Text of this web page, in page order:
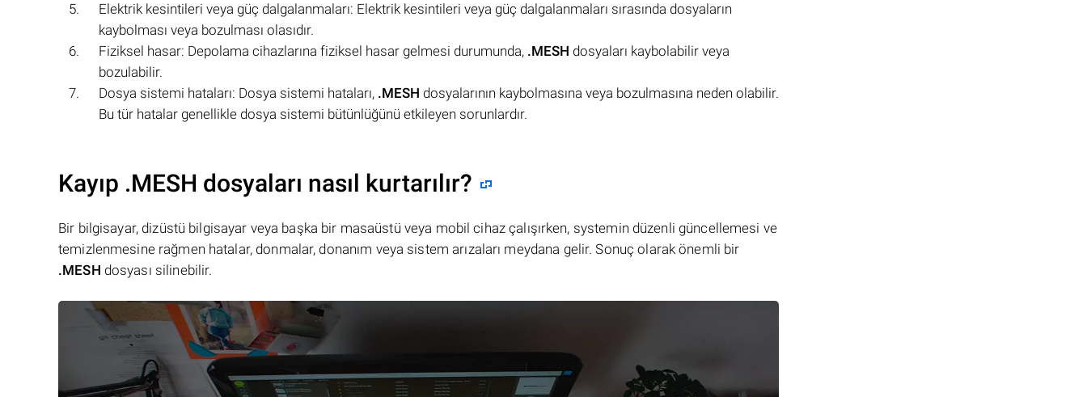
Elektrik kesintileri veya güç dalgalanmaları: Elektrik kesintileri veya güç dalgalanmaları sırasında dosyaların
kaybolması veya bozulması olasıdır.
Fiziksel hasar: Depolama cihazlarına fiziksel hasar gelmesi durumunda, .MESH dosyaları kaybolabilir veya
bozulabilir.
Dosya sistemi hataları: Dosya sistemi hataları, .MESH dosyalarının kaybolmasına veya bozulmasına neden olabilir.
Bu tür hatalar genellikle dosya sistemi bütünlüğünü etkileyen sorunlardır.
Kayıp .MESH dosyaları nasıl kurtarılır?
Bir bilgisayar, dizüstü bilgisayar veya başka bir masaüstü veya mobil cihaz çalışırken, systemin düzenli güncellemesi ve
temizlenmesine rağmen hatalar, donmalar, donanım veya sistem arızaları meydana gelir. Sonuç olarak önemli bir
.MESH dosyası silinebilir.